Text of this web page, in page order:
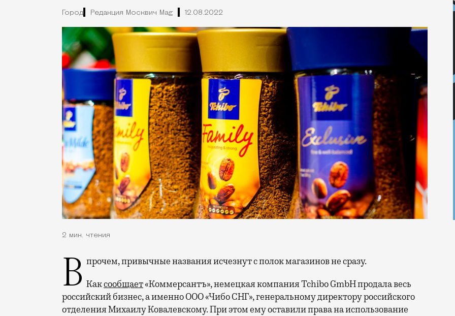
Город Редакция Москвич Mag 12.08.2022
2 мин. чтения
Впрочем, привычные названия исчезнут с полок магазинов не сразу.
Каксообщает«Коммерсантъ», немецкая компания Tchibo GmbH продала весь
российский бизнес, а именно ООО «Чибо СНГ», генеральному директору российского
отделения Михаилу Ковалевскому. При этом ему оставили права на использование